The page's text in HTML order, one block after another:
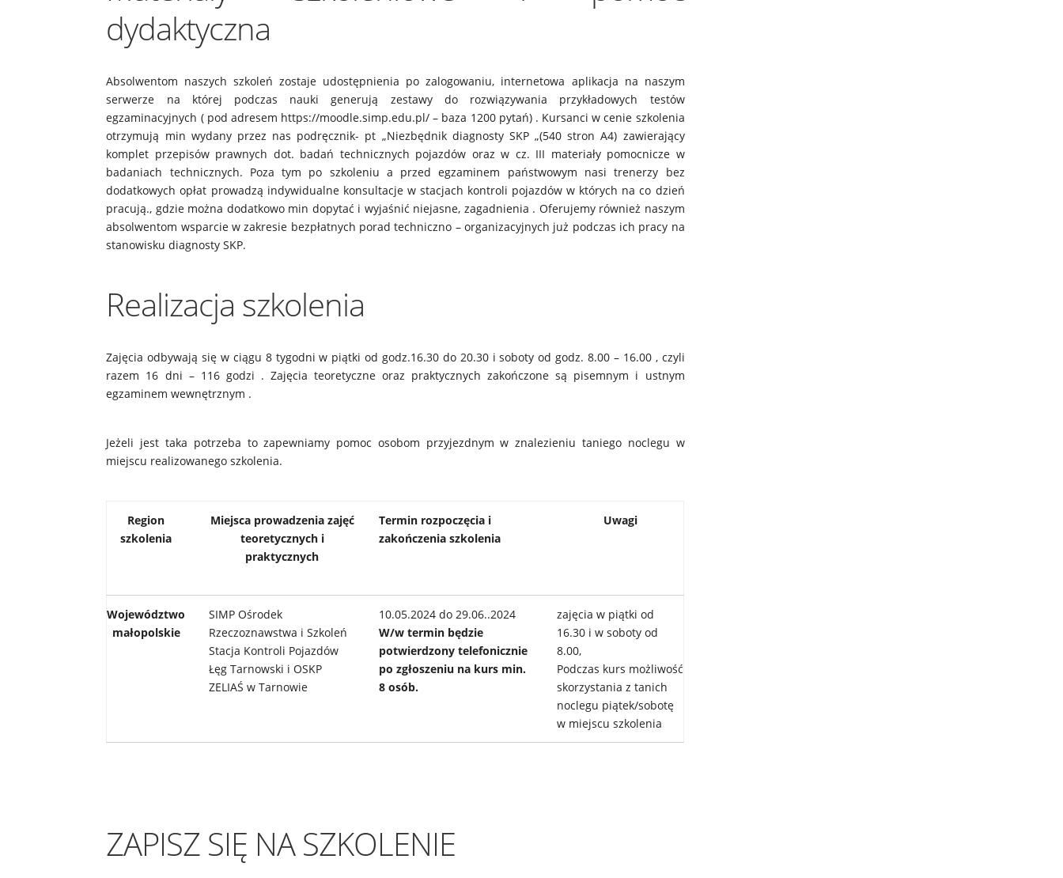
dydaktyczna
Absolwentom naszych szkoleń zostaje udostępnienia po zalogowaniu, internetowa aplikacja na naszym
serwerze na której podczas nauki generują zestawy do rozwiązywania przykładowych testów
egzaminacyjnych ( pod adresem https://moodle.simp.edu.pl/ – baza 1200 pytań) . Kursanci w cenie szkolenia
otrzymują min wydany przez nas podręcznik- pt „Niezbędnik diagnosty SKP „(540 stron A4) zawierający
komplet przepisów prawnych dot. badań technicznych pojazdów oraz w cz. III materiały pomocnicze w
badaniach technicznych. Poza tym po szkoleniu a przed egzaminem państwowym nasi trenerzy bez
dodatkowych opłat prowadzą indywidualne konsultacje w stacjach kontroli pojazdów w których na co dzień
pracują., gdzie można dodatkowo min dopytać i wyjaśnić niejasne, zagadnienia . Oferujemy również naszym
absolwentom wsparcie w zakresie bezpłatnych porad techniczno – organizacyjnych już podczas ich pracy na
stanowisku diagnosty SKP.
Realizacja szkolenia
Zajęcia odbywają się w ciągu 8 tygodni w piątki od godz.16.30 do 20.30 i soboty od godz. 8.00 – 16.00 , czyli
razem 16 dni – 116 godzi . Zajęcia teoretyczne oraz praktycznych zakończone są pisemnym i ustnym
egzaminem wewnętrznym .
Jeżeli jest taka potrzeba to zapewniamy pomoc osobom przyjezdnym w znalezieniu taniego noclegu w
miejscu realizowanego szkolenia.
Region
szkolenia
Miejsca prowadzenia zajęć
teoretycznych i
praktycznych
Termin rozpoczęcia i
zakończenia szkolenia
Uwagi
Województwo
małopolskie
SIMP Ośrodek
Rzeczoznawstwa i Szkoleń
Stacja Kontroli Pojazdów
Łęg Tarnowski i OSKP
ZELIAŚ w Tarnowie
10.05.2024 do 29.06..2024
W/w termin będzie
potwierdzony telefonicznie
po zgłoszeniu na kurs min.
8 osób.
zajęcia w piątki od
16.30 i w soboty od
8.00,
Podczas kurs możliwość
skorzystania z tanich
noclegu piątek/sobotę
w miejscu szkolenia
ZAPISZ SIĘ NA SZKOLENIE